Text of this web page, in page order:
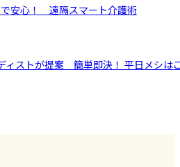
安心！ 遠隔スマート介護術
ィストが提案 簡単即決！ 平日メシは